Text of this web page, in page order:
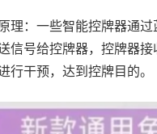
理：一些智能控牌器通
信号给控牌器，控牌器
行干预，达到控牌目的。